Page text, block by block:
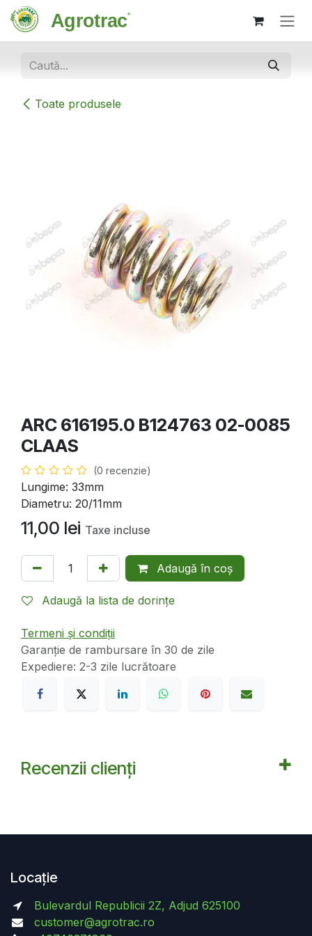
Sari la conținut
Toate produsele
ARC 616195.0 B124763 02-0085
CLAAS
(0 recenzie)
Lungime: 33mm
Diametru: 20/11mm
11,00 lei Taxe incluse
Adaugă în coș
Adaugă la lista de dorințe
Termeni și condiții
Garanție de rambursare în 30 de zile
Expediere: 2-3 zile lucrătoare
Recenzii clienți
Locație
Bulevardul Republicii 2Z, Adjud 625100
customer@agrotrac.ro